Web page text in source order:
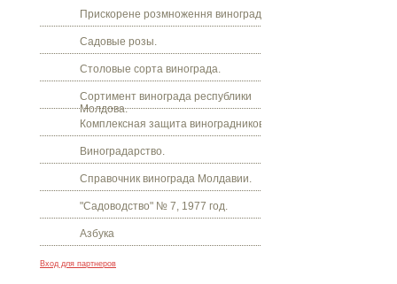
Прискорене розмноження винограду.
Садовые розы.
Столовые сорта винограда.
Сортимент винограда республики
Молдова.
Комплексная защита виноградников.
Виноградарство.
Справочник винограда Молдавии.
"Садоводство" № 7, 1977 год.
Азбука
Вход для партнеров